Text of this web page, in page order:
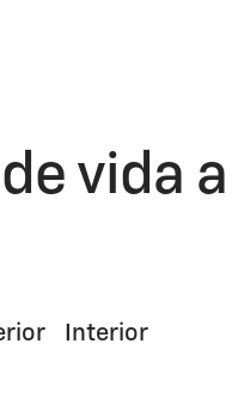
vida
Interior